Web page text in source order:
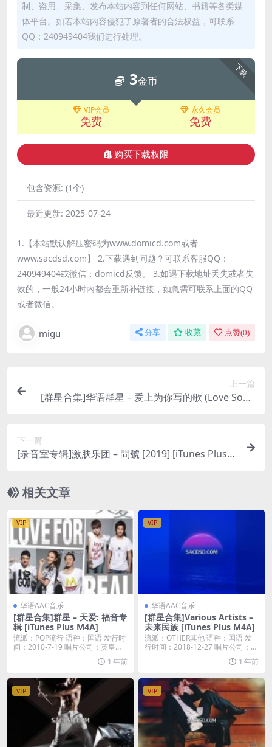
制、盗用、采集、发布本站内容到任何网站、书籍等各类媒
体平台。如若本站内容侵犯了原著者的合法权益，可联系
QQ：240949404我们进行处理。
下载
3金币
VIP会员
免费
永久会员
免费
购买下载权限
包含资源: (1个)
最近更新: 2025-07-24
1.【本站默认解压密码为www.domicd.com或者
www.sacdsd.com】 2.下载遇到问题？可联系客服QQ：
240949404或微信：domicd反馈。 3.如遇下载地址丢失或者失
效的，一般24小时内都会重新补链接，如急需可联系上面的QQ
或者微信。
migu 分享 收藏 点赞(0)
上一篇
[群星合集]华语群星 – 爱上为你写的歌 (Love Song
下一篇
[录音室专辑]激肤乐团 – 問號 [2019] [iTunes Plus A
相关文章
VIP
华语AAC音乐
[群星合集]群星 – 天爱: 福音专
辑 [iTunes Plus M4A]
流派：POP流行 语种：国语 发行时
间：2010-7-19 唱片公司：英皇娱
1 年前
VIP
华语AAC音乐
[群星合集]Various Artists –
未来民族 [iTunes Plus M4A]
流派：OTHER其他 语种：国语 发
行时间：2018-12-27 唱片公司：华
1 年前
VIP VIP